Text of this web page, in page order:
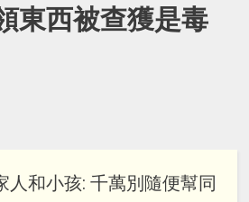
東西被查獲是毒
人和小孩: 千萬別隨便幫同